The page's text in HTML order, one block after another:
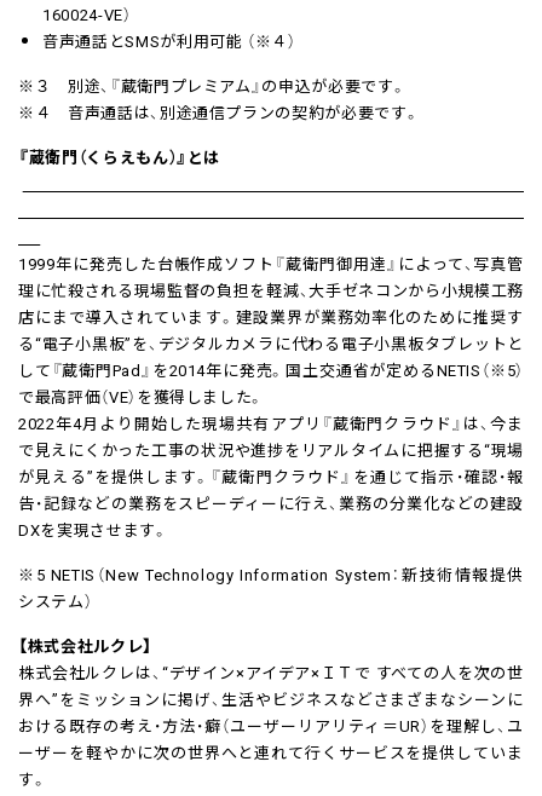
160024-VE）
音声通話とSMSが利用可能 （※４）
※３ 別途、『蔵衛門プレミアム』の申込が必要です。
※４ 音声通話は、別途通信プランの契約が必要です。
『蔵衛門（くらえもん）』とは
1999年に発売した台帳作成ソフト『蔵衛門御用達』によって、写真管
理に忙殺される現場監督の負担を軽減、大手ゼネコンから小規模工務
店にまで導入されています。建設業界が業務効率化のために推奨す
る“電子小黒板”を、デジタルカメラに代わる電子小黒板タブレットと
して『蔵衛門Pad』を2014年に発売。国土交通省が定めるNETIS（※5）
で最高評価（VE）を獲得しました。
2022年4月より開始した現場共有アプリ『蔵衛門クラウド』は、今ま
で見えにくかった工事の状況や進捗をリアルタイムに把握する“現場
が見える”を提供します。『蔵衛門クラウド』を通じて指示・確認・報
告・記録などの業務をスピーディーに行え、業務の分業化などの建設
DXを実現させます。
※5 NETIS（New Technology Information System：新技術情報提供
システム）
【株式会社ルクレ】
株式会社ルクレは、“デザイン×アイデア×ＩＴで すべての人を次の世
界へ”をミッションに掲げ、生活やビジネスなどさまざまなシーンに
おける既存の考え・方法・癖（ユーザーリアリティ＝UR）を理解し、ユ
ーザーを軽やかに次の世界へと連れて行くサービスを提供していま
す。